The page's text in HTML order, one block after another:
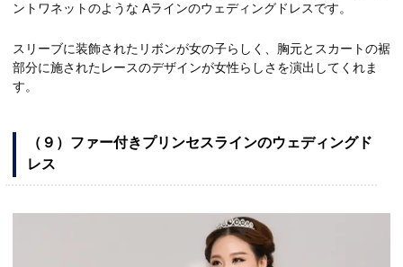
ントワネットのような Aラインのウェディングドレスです。
スリーブに装飾されたリボンが女の子らしく、胸元とスカートの裾
部分に施されたレースのデザインが女性らしさを演出してくれま
す。
（９）ファー付きプリンセスラインのウェディングド
レス